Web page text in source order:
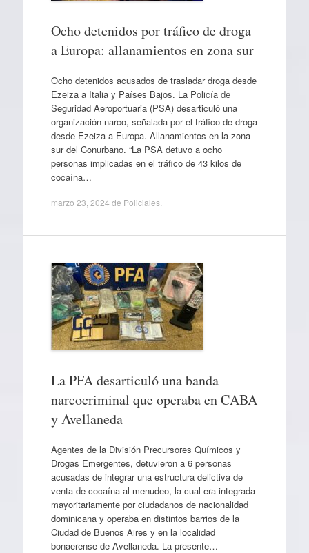
Ocho detenidos por tráfico de droga
a Europa: allanamientos en zona sur
Ocho detenidos acusados de trasladar droga desde
Ezeiza a Italia y Países Bajos. La Policía de
Seguridad Aeroportuaria (PSA) desarticuló una
organización narco, señalada por el tráfico de droga
desde Ezeiza a Europa. Allanamientos en la zona
sur del Conurbano. “La PSA detuvo a ocho
personas implicadas en el tráfico de 43 kilos de
cocaína…
marzo 23, 2024 de Policiales.
La PFA desarticuló una banda
narcocriminal que operaba en CABA
y Avellaneda
Agentes de la División Precursores Químicos y
Drogas Emergentes, detuvieron a 6 personas
acusadas de integrar una estructura delictiva de
venta de cocaína al menudeo, la cual era integrada
mayoritariamente por ciudadanos de nacionalidad
dominicana y operaba en distintos barrios de la
Ciudad de Buenos Aires y en la localidad
bonaerense de Avellaneda. La presente…